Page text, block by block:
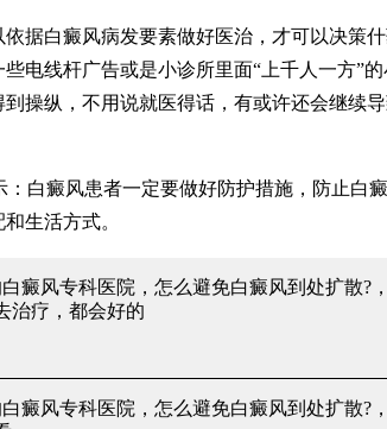
白癜风病发要素做好医治，才可以决策什
电线杆广告或是小诊所里面“上千人一方”
操纵，不用说就医得话，有或许还会继续
：白癜风患者一定要做好防护措施，防止白
生活方式。
癜风专科医院，怎么避免白癜风到处扩散?
治疗，都会好的
癜风专科医院，怎么避免白癜风到处扩散?